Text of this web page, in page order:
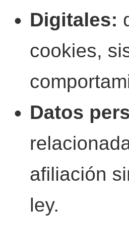
Digitales:
cookies,
Datos
afiliación
ley.